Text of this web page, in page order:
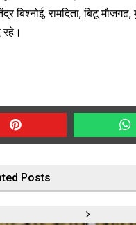
बिश्नोई, रामदिता, बिटू
Posts